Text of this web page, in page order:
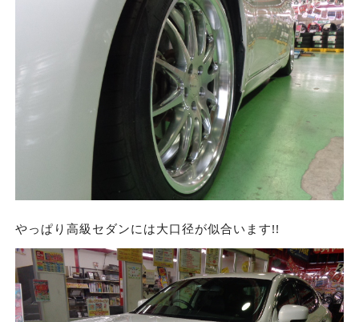
やっぱり高級セダンには大口径が似合います!!